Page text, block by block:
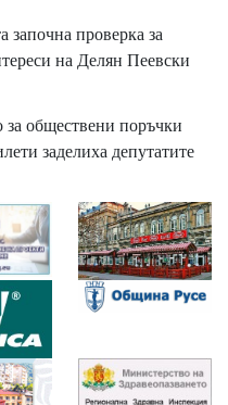
започна проверка за
на Делян Пеевски
обществени поръчки
заделиха депутатите